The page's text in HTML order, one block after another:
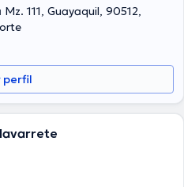
111, Guayaquil, 90512,
perfil